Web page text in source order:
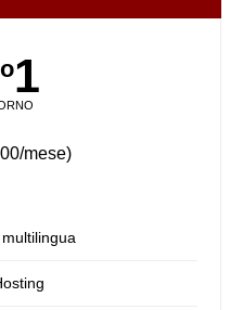
1
mese)